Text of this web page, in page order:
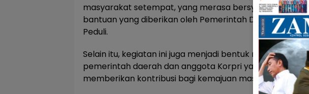
masyarakat setempat, yang merasa bersyukur atas
bantuan yang diberikan oleh Pemerintah Daerah
Peduli.
Selain itu, kegiatan ini juga menjadi bentuk nyata kerja
pemerintah daerah dan anggota Korpri yang selalu
memberikan kontribusi bagi kemajuan masyarakat.